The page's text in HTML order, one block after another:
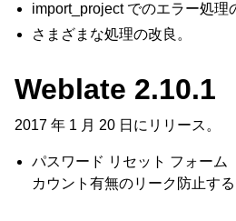
import_project でのエラー処理
さまざまな処理の改良。
Weblate 2.10.1
2017 年 1 月 20 日にリリース。
パスワード リセット フォーム
カウント有無のリーク防止する